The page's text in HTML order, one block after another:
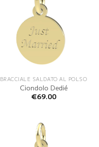
BRACCIALE SALDATO AL POLSO
Ciondolo Dedié
€69.00